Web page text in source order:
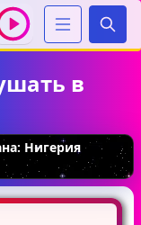
в
Нигерия